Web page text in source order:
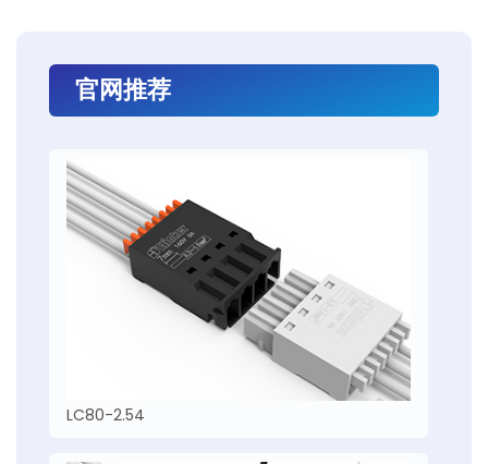
官网推荐
LC80-2.54